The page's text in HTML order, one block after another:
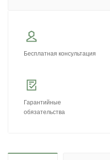
Бесплатная консультация
Гарантийные
обязательства